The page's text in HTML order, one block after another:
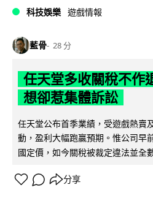
科技娛樂 遊戲情報
藍骨 28 分
任天堂多收關稅不
想卻惹集體訴訟
任天堂公布首季業績，受遊戲熱賣
動，盈利大幅跑贏預期。惟公司早
國定價，如今關稅被裁定違法並全
分享